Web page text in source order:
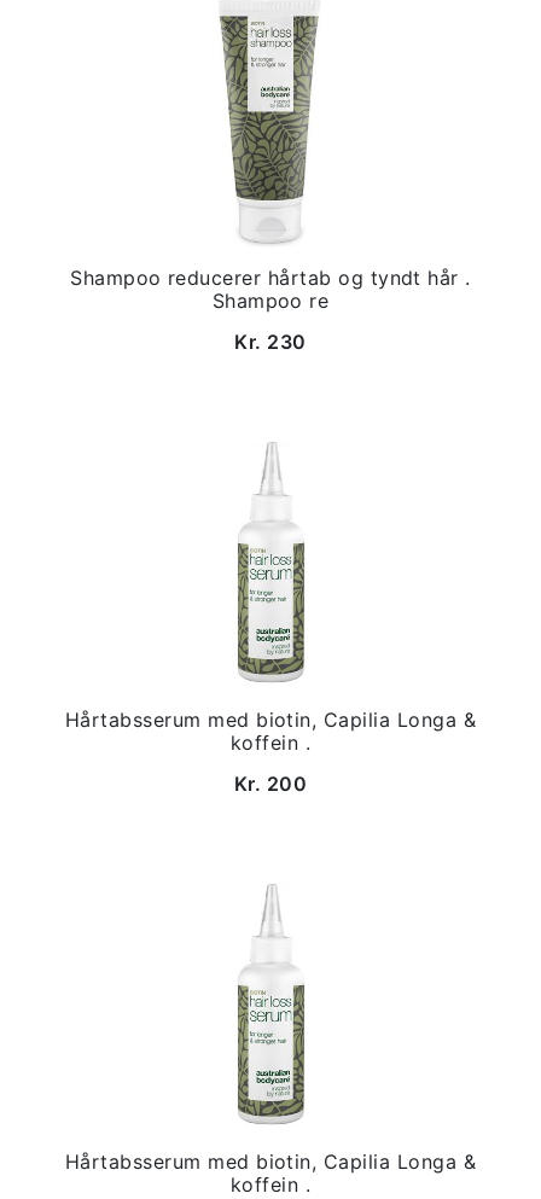
Shampoo reducerer hårtab og tyndt hår .
Shampoo re
Kr. 230
Hårtabsserum med biotin, Capilia Longa &
koffein .
Kr. 200
Hårtabsserum med biotin, Capilia Longa &
koffein .